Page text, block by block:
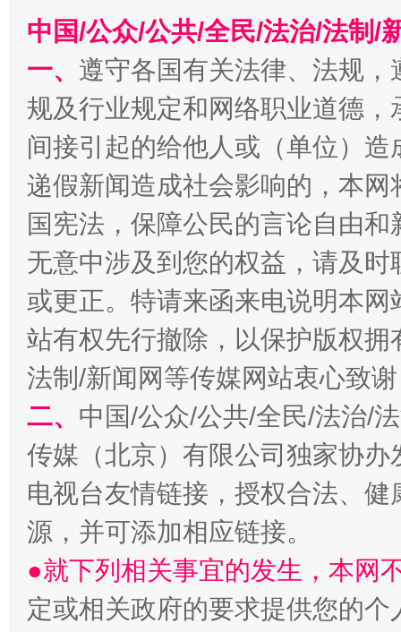
揭开“小金库”的免责幌子
中国/公众/公共/全民/法治/法制/
一、 遵守各国有关法律、法规
规及行业规定和网络职业道德
间接引起的给他人或（单位）
递假新闻造成社会影响的，本
国宪法，保障公民的言论自由
无意中涉及到您的权益，请及
或更正。特请来函来电说明本
站有权先行撤除，以保护版权
法制/新闻网等传媒网站衷心致
二、 中国/公众/公共/全民/法治/
传媒（北京）有限公司独家协
电视台友情链接，授权合法、
源，并可添加相应链接。
●就下列相关事宜的发生，本网
定或相关政府的要求提供您的个